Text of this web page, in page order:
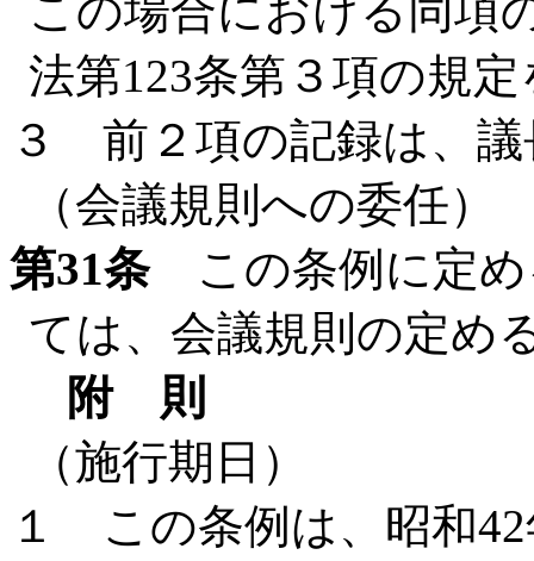
この場合における同項
法第123条第３項の規
３ 前２項の記録は、議
（会議規則への委任）
第31条この条例に定め
ては、会議規則の定め
附 則
（施行期日）
１ この条例は、昭和